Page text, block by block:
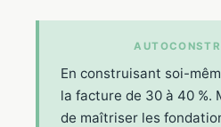
En construisant soi-
la facture de 30 à 40 %.
de maîtriser les